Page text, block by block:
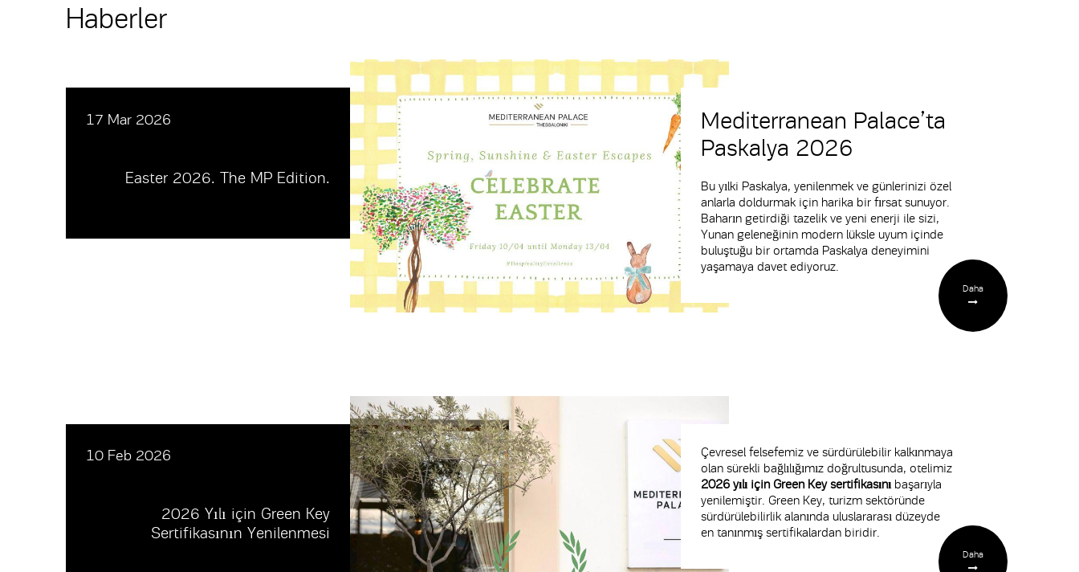
Haberler
17 Mar 2026
Easter 2026. The MP Edition.
Mediterranean Palace’ta
Paskalya 2026
Bu yılki Paskalya, yenilenmek ve günlerinizi özel
anlarla doldurmak için harika bir fırsat sunuyor.
Baharın getirdiği tazelik ve yeni enerji ile sizi,
Yunan geleneğinin modern lüksle uyum içinde
buluştuğu bir ortamda Paskalya deneyimini
yaşamaya davet ediyoruz.
Daha
10 Feb 2026
2026 Yılı için Green Key
Sertifikasının Yenilenmesi
Çevresel felsefemiz ve sürdürülebilir kalkınmaya
olan sürekli bağlılığımız doğrultusunda, otelimiz
2026 yılı için Green Key sertifikasınıbaşarıyla
yenilemiştir. Green Key, turizm sektöründe
sürdürülebilirlik alanında uluslararası düzeyde
en tanınmış sertifikalardan biridir.
Daha